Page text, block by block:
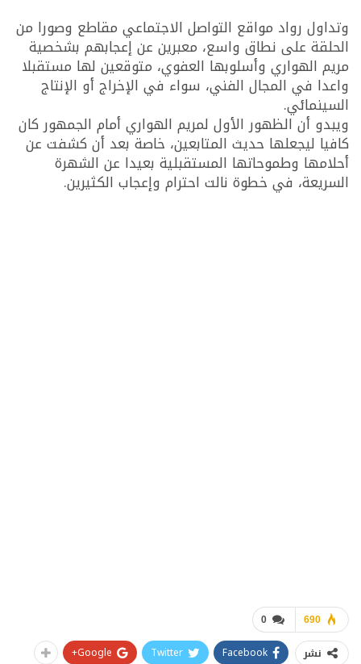
وتداول رواد مواقع التواصل الاجتماعي مقاطع وصورا من
الحلقة على نطاق واسع، معبرين عن إعجابهم بشخصية
مريم الهواري وأسلوبها العفوي، متوقعين لها مستقبلا
واعدا في المجال الفني، سواء في الإخراج أو الإنتاج
السينمائي.
ويبدو أن الظهور الأول لمريم الهواري أمام الجمهور كان
كافيا ليجعلها حديث المتابعين، خاصة بعد أن كشفت عن
أحلامها وطموحاتها المستقبلية بعيدا عن الشهرة
السريعة، في خطوة نالت احترام وإعجاب الكثيرين.
0 690
نشر Facebook
Twitter
Google+